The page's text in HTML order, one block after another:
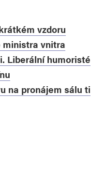
vzdoru
ministra vnitra
Liberální humoristé
na pronájem sálu ti